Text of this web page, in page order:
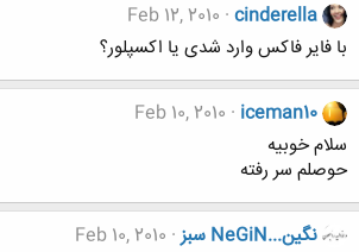
cinderella
Feb 12, 2010
با فایر فاکس وارد شدی یا اکسپلور؟
iceman10
Feb 10, 2010
سلام خوبیه
حوصلم سر رفته
نگين...NeGiN سبز
Feb 10, 2010